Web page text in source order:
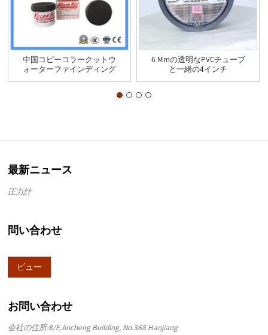
中国コピーコラークットウ
ォーターファインディング
6 Mmの透明なPVCチューブ
と一緒の4インチ
最新ニュース
圧力計
問い合わせ
ビュー
お問い合わせ
会社の住所:8/F,Jincheng Building, No.368 Hanjiang